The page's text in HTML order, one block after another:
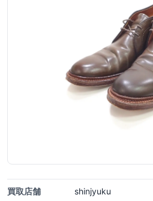
買取店舗 shinjyuku